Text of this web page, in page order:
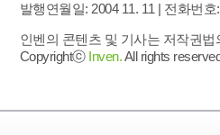
발행연월일: 2004 11. 11 | 전화번호
인벤의 콘텐츠 및 기사는 저작권
Copyrightⓒ Inven.All rights